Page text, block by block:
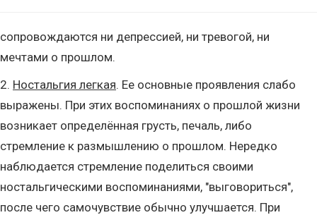
сопровождаются ни депрессией, ни тревогой, ни
мечтами о прошлом.
2. Ностальгия легкая. Ее основные проявления слабо
выражены. При этих воспоминаниях о прошлой жизни
возникает определённая грусть, печаль, либо
стремление к размышлению о прошлом. Нередко
наблюдается стремление поделиться своими
ностальгическими воспоминаниями, "выговориться",
после чего самочувствие обычно улучшается. При